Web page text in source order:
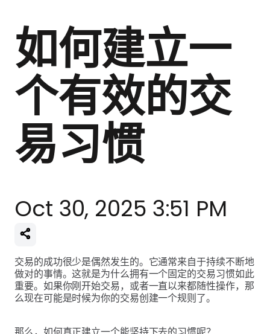
如何建立一
个有效的交
易习惯
Oct 30, 2025 3:51 PM
交易的成功很少是偶然发生的。它通常来自于持续不断地
做对的事情。这就是为什么拥有一个固定的交易习惯如此
重要。如果你刚开始交易，或者一直以来都随性操作，那
么现在可能是时候为你的交易创建一个规则了。